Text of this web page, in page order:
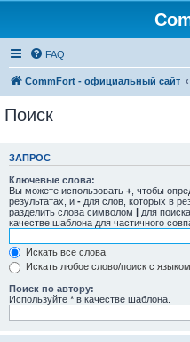
FAQ
CommFort - официальный сайт
Поиск
ЗАПРОС
Ключевые слова:
Вы можете использовать + , чтобы
результатах, и - для слов, которых в
разделить слова символом | для
качестве шаблона для частичного
Искать все слова
Искать любое слово/поиск с
Поиск по автору:
Используйте * в качестве шаблона.